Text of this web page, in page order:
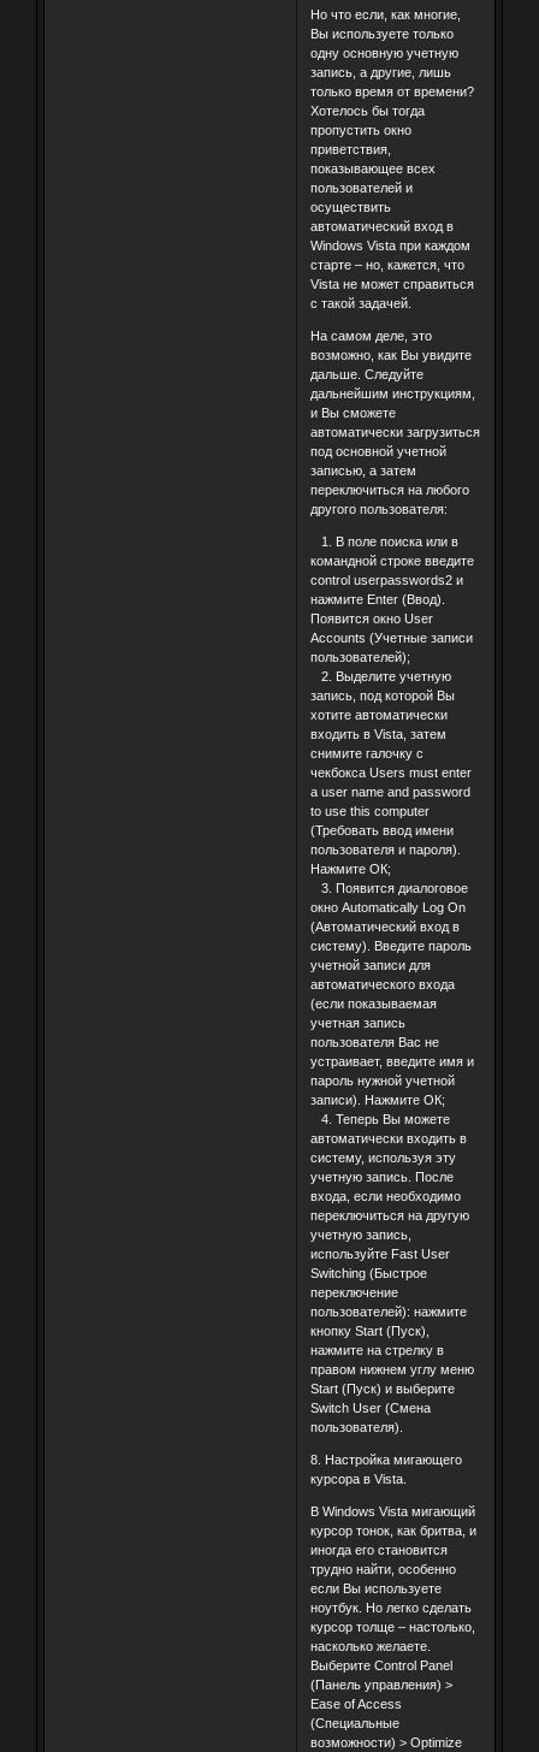
Но что если, как многие,
Вы используете только
одну основную учетную
запись, а другие, лишь
только время от времени?
Хотелось бы тогда
пропустить окно
приветствия,
показывающее всех
пользователей и
осуществить
автоматический вход в
Windows Vista при каждом
старте – но, кажется, что
Vista не может справиться
с такой задачей.
На самом деле, это
возможно, как Вы увидите
дальше. Следуйте
дальнейшим инструкциям,
и Вы сможете
автоматически загрузиться
под основной учетной
записью, а затем
переключиться на любого
другого пользователя:
1. В поле поиска или в
командной строке введите
control userpasswords2 и
нажмите Enter (Ввод).
Появится окно User
Accounts (Учетные записи
пользователей);
2. Выделите учетную
запись, под которой Вы
хотите автоматически
входить в Vista, затем
снимите галочку с
чекбокса Users must enter
a user name and password
to use this computer
(Требовать ввод имени
пользователя и пароля).
Нажмите ОК;
3. Появится диалоговое
окно Automatically Log On
(Автоматический вход в
систему). Введите пароль
учетной записи для
автоматического входа
(если показываемая
учетная запись
пользователя Вас не
устраивает, введите имя и
пароль нужной учетной
записи). Нажмите ОК;
4. Теперь Вы можете
автоматически входить в
систему, используя эту
учетную запись. После
входа, если необходимо
переключиться на другую
учетную запись,
используйте Fast User
Switching (Быстрое
переключение
пользователей): нажмите
кнопку Start (Пуск),
нажмите на стрелку в
правом нижнем углу меню
Start (Пуск) и выберите
Switch User (Смена
пользователя).
8. Настройка мигающего
курсора в Vista.
В Windows Vista мигающий
курсор тонок, как бритва, и
иногда его становится
трудно найти, особенно
если Вы используете
ноутбук. Но легко сделать
курсор толще – настолько,
насколько желаете.
Выберите Control Panel
(Панель управления) >
Ease of Access
(Специальные
возможности) > Optimize